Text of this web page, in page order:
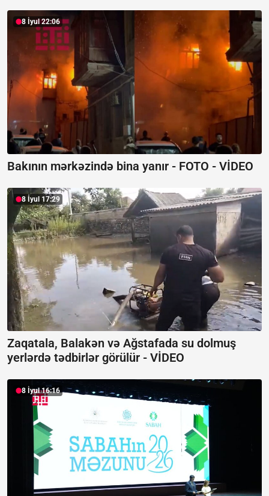
8 İyul 22:06
Bakının mərkəzində bina yanır - FOTO - VİDEO
8 İyul 17:29
Zaqatala, Balakən və Ağstafada su dolmuş
yerlərdə tədbirlər görülür - VİDEO
8 İyul 16:16